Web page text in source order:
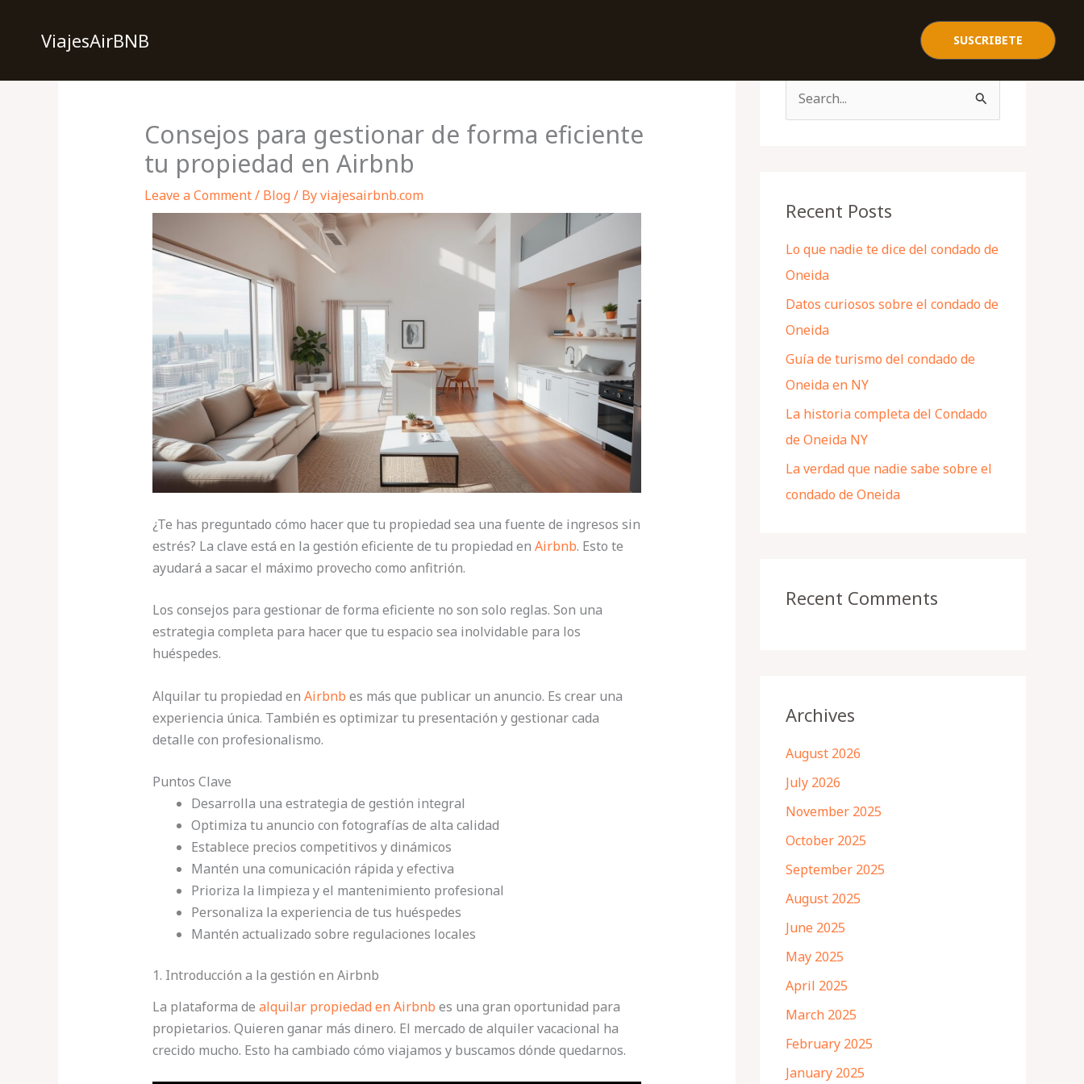
ViajesAirBNB SUSCRIBETE
Consejos para gestionar de forma eficiente
tu propiedad en Airbnb
Leave a Comment/ Blog/ Byviajesairbnb.com
¿Te has preguntado cómo hacer que tu propiedad sea una fuente de ingresos sin
estrés? La clave está en la gestión eficiente de tu propiedad en Airbnb. Esto te
ayudará a sacar el máximo provecho como anfitrión.
Los consejos para gestionar de forma eficiente no son solo reglas. Son una
estrategia completa para hacer que tu espacio sea inolvidable para los
huéspedes.
Alquilar tu propiedad en Airbnb es más que publicar un anuncio. Es crear una
experiencia única. También es optimizar tu presentación y gestionar cada
detalle con profesionalismo.
Puntos Clave
Desarrolla una estrategia de gestión integral
Optimiza tu anuncio con fotografías de alta calidad
Establece precios competitivos y dinámicos
Mantén una comunicación rápida y efectiva
Prioriza la limpieza y el mantenimiento profesional
Personaliza la experiencia de tus huéspedes
Mantén actualizado sobre regulaciones locales
1. Introducción a la gestión en Airbnb
La plataforma de alquilar propiedad en Airbnb es una gran oportunidad para
propietarios. Quieren ganar más dinero. El mercado de alquiler vacacional ha
crecido mucho. Esto ha cambiado cómo viajamos y buscamos dónde quedarnos.
c
f
o
r
:
Recent Posts
Lo que nadie te dice del condado de
Oneida
Datos curiosos sobre el condado de
Oneida
Guía de turismo del condado de
Oneida en NY
La historia completa del Condado
de Oneida NY
La verdad que nadie sabe sobre el
condado de Oneida
Recent Comments
Archives
August 2026
July 2026
November 2025
October 2025
September 2025
August 2025
June 2025
May 2025
April 2025
March 2025
February 2025
January 2025